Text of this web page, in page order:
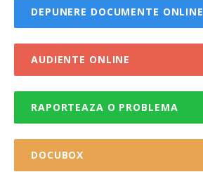
DEPUNERE DOCUMENTE ONLINE
AUDIENTE ONLINE
RAPORTEAZA O PROBLEMA
DOCUBOX